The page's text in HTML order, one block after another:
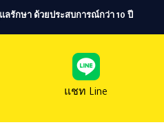
แลรักษา ด้วยประสบการณ์กว่า 10 ปี
แชท Line